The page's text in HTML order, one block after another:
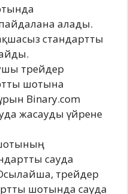
алады.
стандартты
трейдер
шотына
Binary.com
жасауды үйрене
сауда
трейдер
шотында сауда